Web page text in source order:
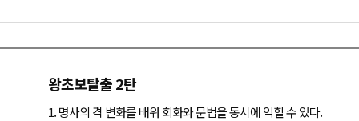
왕초보탈출 2탄
1. 명사의 격 변화를 배워 회화와 문법을 동시에 익힐 수 있다.